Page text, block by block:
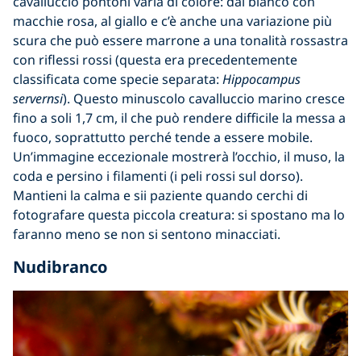
macchie rosa, al giallo e c’è anche una variazione più
scura che può essere marrone a una tonalità rossastra
con riflessi rossi (questa era precedentemente
classificata come specie separata: Hippocampus
servernsi). Questo minuscolo cavalluccio marino cresce
fino a soli 1,7 cm, il che può rendere difficile la messa a
fuoco, soprattutto perchétende a essere mobile.
Un’immagine eccezionale mostrerà l’occhio, il muso, la
coda e persino i filamenti (i peli rossi sul dorso).
Mantieni la calma e sii paziente quando cerchi di
fotografare questa piccola creatura: si spostano ma lo
faranno meno se non si sentono minacciati.
Nudibranco